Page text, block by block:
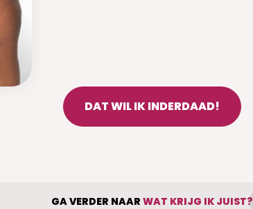
DAT WIL IK INDERDAAD!
GA VERDER NAAR WAT KRIJG IK JUIST?